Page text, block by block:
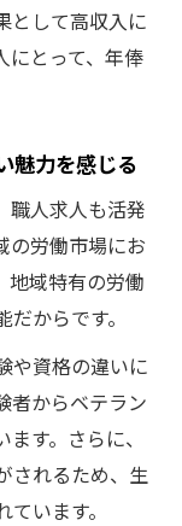
として高収入に
にとって、年俸
魅力を感じる
職人求人も活発
の労働市場にお
地域特有の労働
からです。
や資格の違いに
者からベテラン
す。さらに、
されるため、生
います。